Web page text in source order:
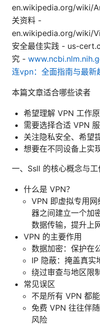
en.wikipedia.org/wiki/
关资料 -
en.wikipedia.org/wiki/
安全最佳实践 - us-
究 -
连vpn：全面指南与最新
本篇文章适合哪些读者
希望理解 VPN 工作
需要选择合适 VPN
关注隐私安全、希望
想要在不同设备上实
一、Ssll 的核心概念与工
什么是 VPN？
VPN 即虚拟专用
器之间建立一个加
数据传输，提升上
VPN 的主要作用
数据加密：保护在
IP 隐蔽：掩盖真实
绕过审查与地区限
常见误区
不是所有 VPN 都
免费 VPN 往往伴
风险